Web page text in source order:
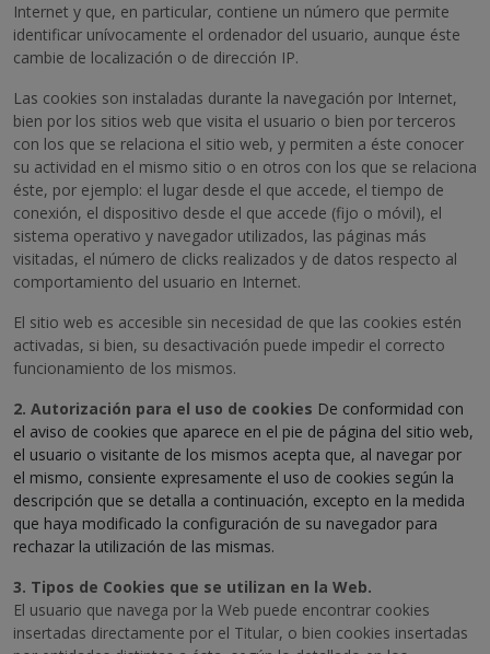
Internet y que, en particular, contiene un número que permite
identificar unívocamente el ordenador del usuario, aunque éste
cambie de localización o de dirección IP.
Las cookies son instaladas durante la navegación por Internet,
bien por los sitios web que visita el usuario o bien por terceros
con los que se relaciona el sitio web, y permiten a éste conocer
su actividad en el mismo sitio o en otros con los que se relaciona
éste, por ejemplo: el lugar desde el que accede, el tiempo de
conexión, el dispositivo desde el que accede (fijo o móvil), el
sistema operativo y navegador utilizados, las páginas más
visitadas, el número de clicks realizados y de datos respecto al
comportamiento del usuario en Internet.
El sitio web es accesible sin necesidad de que las cookies estén
activadas, si bien, su desactivación puede impedir el correcto
funcionamiento de los mismos.
2. Autorización para el uso de cookies De conformidad con
el aviso de cookies que aparece en el pie de página del sitio web,
el usuario o visitante de los mismos acepta que, al navegar por
el mismo, consiente expresamente el uso de cookies según la
descripción que se detalla a continuación, excepto en la medida
que haya modificado la configuración de su navegador para
rechazar la utilización de las mismas.
3. Tipos de Cookies que se utilizan en la Web.
El usuario que navega por la Web puede encontrar cookies
insertadas directamente por el Titular, o bien cookies insertadas